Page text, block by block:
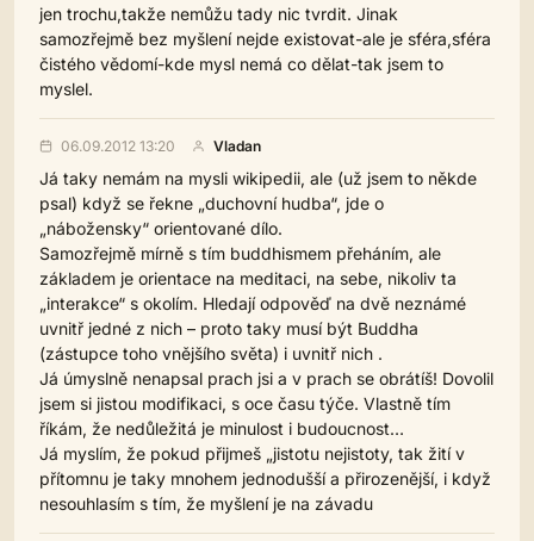
jen trochu,takže nemůžu tady nic tvrdit. Jinak
samozřejmě bez myšlení nejde existovat-ale je sféra,sféra
čistého vědomí-kde mysl nemá co dělat-tak jsem to
myslel.
06.09.2012 13:20 Vladan
Já taky nemám na mysli wikipedii, ale (už jsem to někde
psal) když se řekne „duchovní hudba“, jde o
„nábožensky“ orientované dílo.
Samozřejmě mírně s tím buddhismem přeháním, ale
základem je orientace na meditaci, na sebe, nikoliv ta
„interakce“ s okolím. Hledají odpověď na dvě neznámé
uvnitř jedné z nich – proto taky musí být Buddha
(zástupce toho vnějšího světa) i uvnitř nich .
Já úmyslně nenapsal prach jsi a v prach se obrátíš! Dovolil
jsem si jistou modifikaci, s oce času týče. Vlastně tím
říkám, že nedůležitá je minulost i budoucnost…
Já myslím, že pokud přijmeš „jistotu nejistoty, tak žití v
přítomnu je taky mnohem jednodušší a přirozenější, i když
nesouhlasím s tím, že myšlení je na závadu